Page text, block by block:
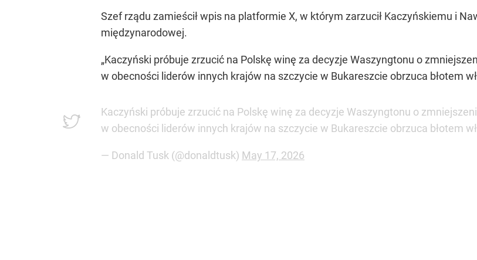
Szef rządu zamieścił wpis na platformie X, w którym zarzucił Kaczyńskiemu i
międzynarodowej.
„Kaczyński próbuje zrzucić na Polskę winę za decyzje Waszyngtonu o
w obecności liderów innych krajów na szczycie w Bukareszcie obrzuca błotem
Kaczyński próbuje zrzucić na Polskę winę za decyzje Waszyngtonu o
w obecności liderów innych krajów na szczycie w Bukareszcie obrzuca błotem
— Donald Tusk (@donaldtusk) May 17, 2026